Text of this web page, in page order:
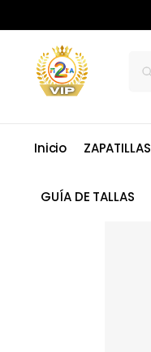
Inicio ZAPATILLAS
GUÍA DE TALLAS